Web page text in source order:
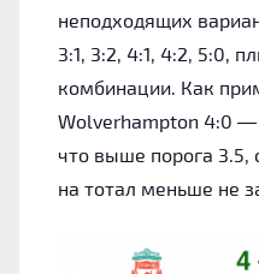
неподходящих
3:1, 3:2, 4:1, 4:2, 5:0,
комбинации. Как
Wolverhampton 4:0 —
что выше порога 3.5,
на тотал меньше не